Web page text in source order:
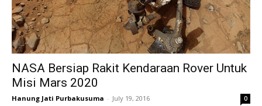
NASA Bersiap Rakit Kendaraan Rover Untuk
Misi Mars 2020
Hanung Jati Purbakusuma - July 19, 2016 0